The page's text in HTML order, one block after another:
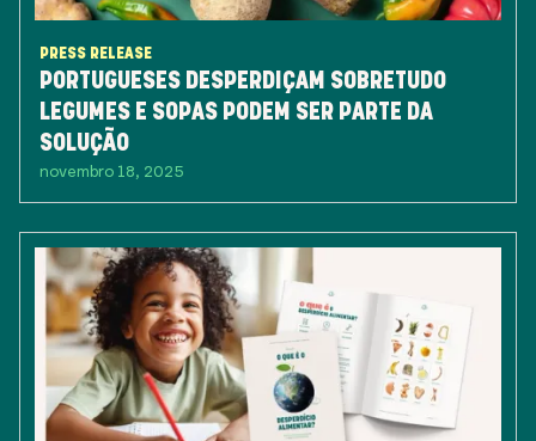
PRESS RELEASE
PORTUGUESES DESPERDIÇAM SOBRETUDO
LEGUMES E SOPAS PODEM SER PARTE DA
SOLUÇÃO
novembro 18, 2025